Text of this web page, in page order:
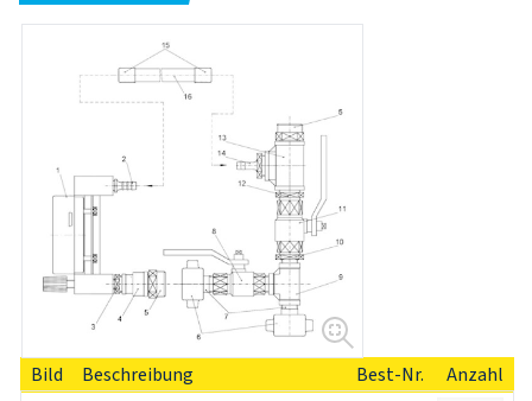
Bild Beschreibung Best-Nr.
Anzahl